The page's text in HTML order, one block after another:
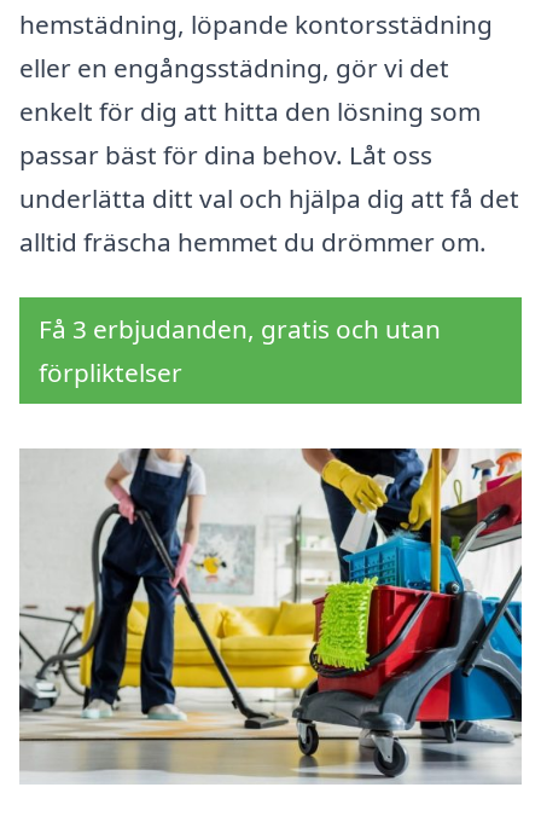
hemstädning, löpande kontorsstädning
eller en engångsstädning, gör vi det
enkelt för dig att hitta den lösning som
passar bäst för dina behov. Låt oss
underlätta ditt val och hjälpa dig att få det
alltid fräscha hemmet du drömmer om.
Få 3 erbjudanden, gratis och utan
förpliktelser